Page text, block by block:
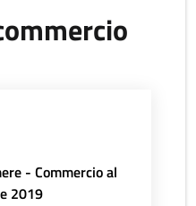
- Commercio al
2019